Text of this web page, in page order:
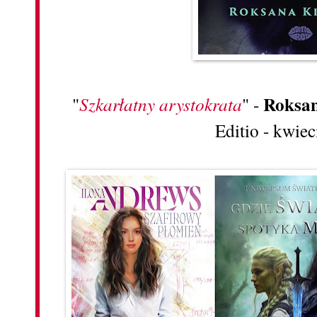
"Szkarłatny arystokrata" -
Editio -